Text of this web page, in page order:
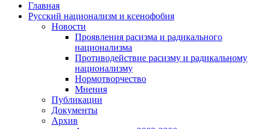
Главная
Русский национализм и ксенофобия
Новости
Проявления расизма и радикального
национализма
Противодействие расизму и радикальному
национализму
Нормотворчество
Мнения
Публикации
Документы
Архив